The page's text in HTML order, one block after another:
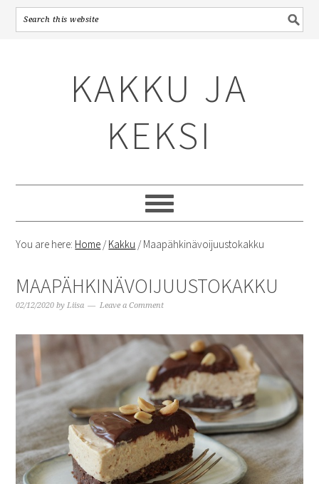
KAKKU JA
KEKSI
You are here: Home /Kakku /Maapähkinävoijuustokakku
MAAPÄHKINÄVOIJUUSTOKAKKU
02/12/2020 byLiisa Leave a Comment